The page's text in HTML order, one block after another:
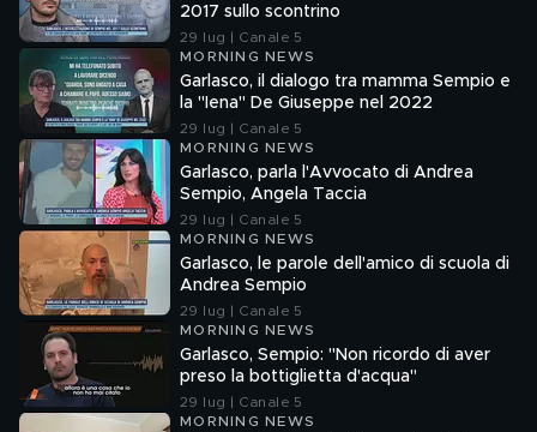
2017 sullo scontrino
29 lug | Canale 5
MORNING NEWS
Garlasco, il dialogo tra mamma Sempio e
la "Iena" De Giuseppe nel 2022
29 lug | Canale 5
MORNING NEWS
Garlasco, parla l'Avvocato di Andrea
Sempio, Angela Taccia
29 lug | Canale 5
MORNING NEWS
Garlasco, le parole dell'amico di scuola di
Andrea Sempio
29 lug | Canale 5
MORNING NEWS
Garlasco, Sempio: "Non ricordo di aver
preso la bottiglietta d'acqua"
29 lug | Canale 5
MORNING NEWS